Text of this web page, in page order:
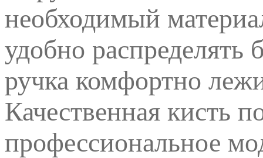
необходимый
удобно распределять
ручка комфортно
Качественная кисть
профессиональное